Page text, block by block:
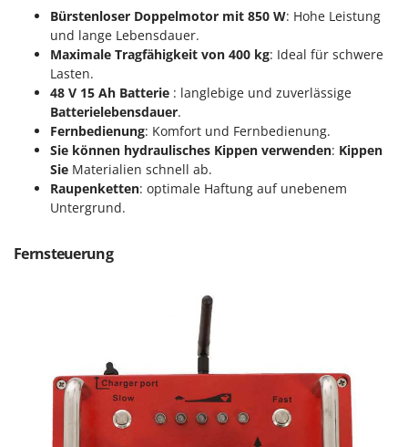
Olivenernter und Schüttler
Palettengabeln für Traktoren
Pelletpressen
Pflüge für Traktor
Planierschilder für Traktoren
Plasmaschneider
Poolroboter
Poolstaubsauger
Rasentraktoren Aufsitzmäher
Rasentrimmer - Kantenschneider
Rasentrimmer - Motorsensen - Freischneider
Fontana Forni
Forest Master
Francini
G3 Ferrari
Gardena
Garofalo
GeoTech
GeoTech Pro
Goodyear
GRAEF
Gre
Bürstenloser Doppelmotor mit 850 W: Hohe Leistung
und lange Lebensdauer.
Maximale Tragfähigkeit von 400 kg: Ideal für schwere
Lasten.
48 V 15 Ah Batterie : langlebige und zuverlässige
Batterielebensdauer.
Fernbedienung: Komfort und Fernbedienung.
Sie können hydraulisches Kippen verwenden: Kippen
Sie Materialien schnell ab.
Raupenketten: optimale Haftung auf unebenem
Untergrund.
Fernsteuerung